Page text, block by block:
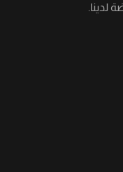
لدينا.